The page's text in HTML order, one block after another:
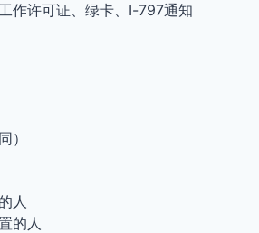
作许可证、绿卡、I-797通知
）
人
的人